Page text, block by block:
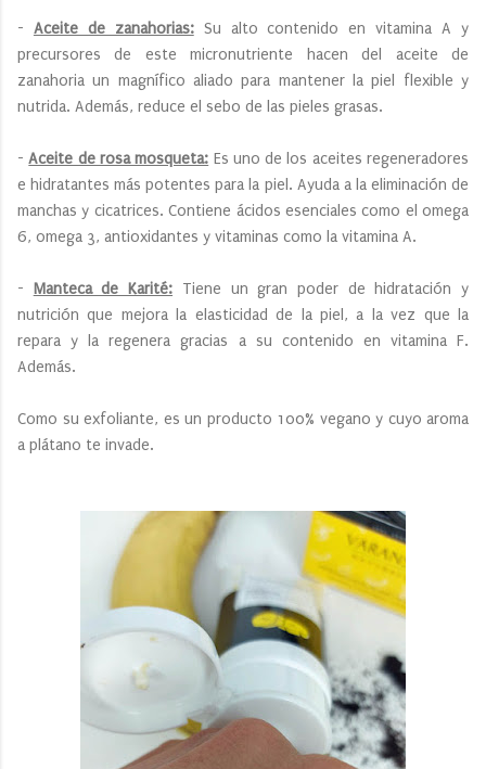
- Aceite de zanahorias:Su alto contenido en vitamina A y
precursores de este micronutriente hacen del aceite de
zanahoria un magnífico aliado para mantener la piel flexible y
nutrida. Además, reduce el sebo de las pieles grasas.
-Aceite de rosa mosqueta: Es uno de los aceites regeneradores
e hidratantes más potentes para la piel. Ayuda a la eliminación de
manchas y cicatrices. Contiene ácidos esenciales como el omega
6, omega 3, antioxidantes y vitaminas como la vitamina A.
- Manteca de Karité: Tiene un gran poder de hidratación y
nutrición que mejora la elasticidad de la piel, a la vez que la
repara y la regenera gracias a su contenido en vitamina F.
Además.
Como su exfoliante, es un producto 100% vegano y cuyo aroma
a plátano te invade.